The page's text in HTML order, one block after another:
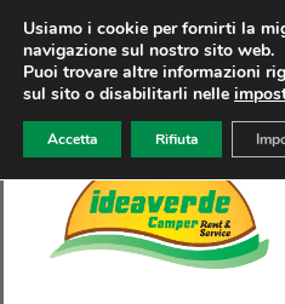
Usiamo i cookie per fornirti la
navigazione sul nostro sito web.
Puoi trovare altre informazioni
sul sito o disabilitarli nelle
Accetta Rifiuta